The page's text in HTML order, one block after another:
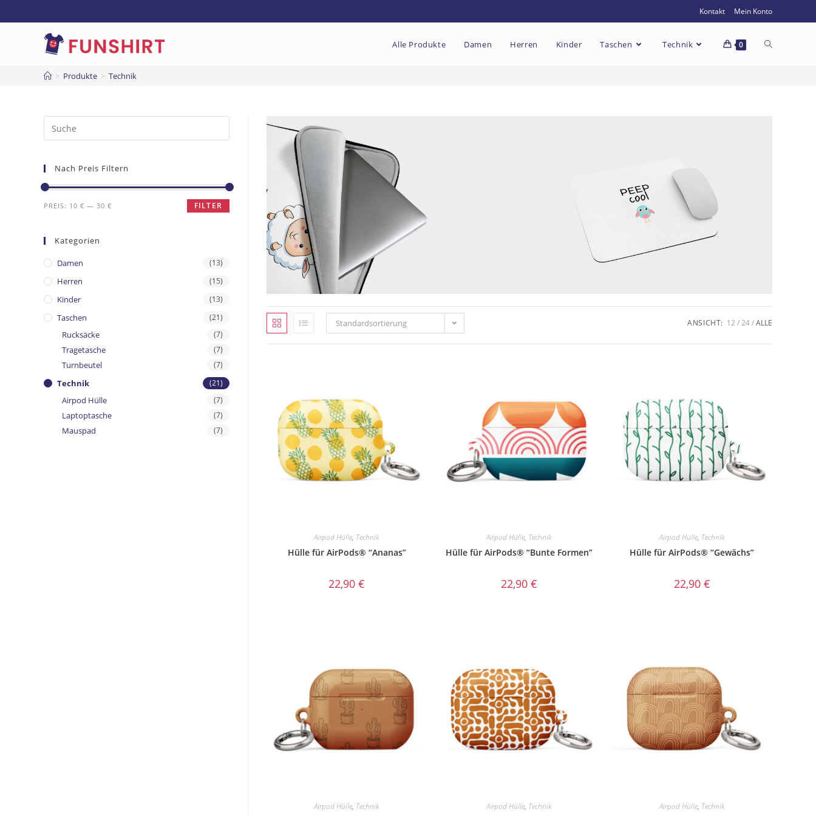
Kontakt Mein Konto
Alle Produkte Damen Herren Kinder Taschen Technik 0
> Produkte > Technik
Standardsortierung ANSICHT: 12 24 ALLE
Airpod Hülle, Technik
Hülle für AirPods® “Ananas”
22,90€
Airpod Hülle, Technik
Hülle für AirPods® “Bunte Formen”
22,90€
Airpod Hülle, Technik
Hülle für AirPods® “Gewächs”
22,90 €
Airpod Hülle, Technik Airpod Hülle, Technik Airpod Hülle, Technik
Nach Preis Filtern
FILTER
PREIS: 10 € — 30 €
Kategorien
Damen (13)
Herren (15)
Kinder (13)
Taschen (21)
Rucksäcke (7)
Tragetasche (7)
Turnbeutel (7)
Technik (21)
Airpod Hülle (7)
Laptoptasche (7)
Mauspad (7)